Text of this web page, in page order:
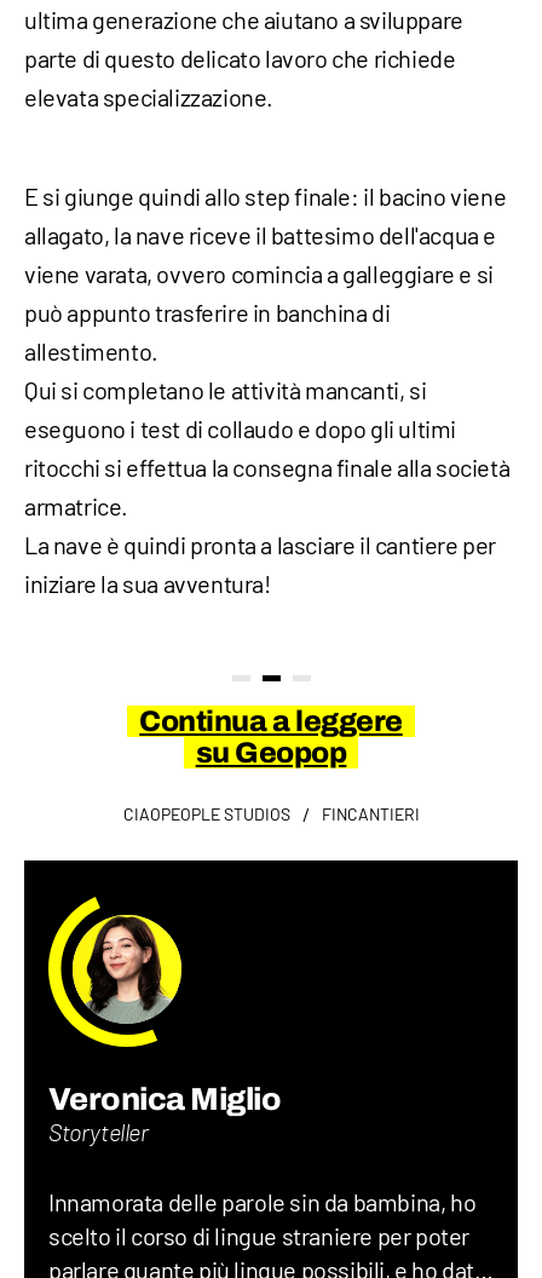
ultima generazione che aiutano a sviluppare
parte di questo delicato lavoro che richiede
elevata specializzazione.
E si giunge quindi allo step finale: il bacino viene
allagato, la nave riceve il battesimo dell'acqua e
viene varata, ovvero comincia a galleggiare e si
può appunto trasferire in banchina di
allestimento.
Qui si completano le attività mancanti, si
eseguono i test di collaudo e dopo gli ultimi
ritocchi si effettua la consegna finale alla società
armatrice.
La nave è quindi pronta a lasciare il cantiere per
iniziare la sua avventura!
Continua a leggere
su Geopop
CIAOPEOPLE STUDIOS / FINCANTIERI
Veronica Miglio
Storyteller
Innamorata delle parole sin da bambina, ho
scelto il corso di lingue straniere per poter
parlare quante più lingue possibili, e ho dato